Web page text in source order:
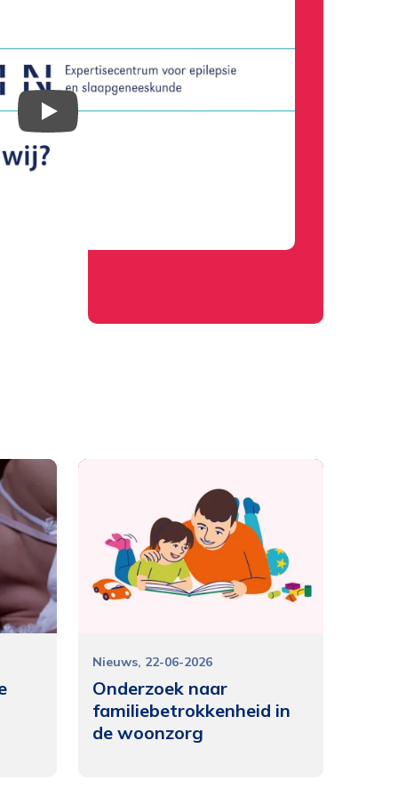
Onderzoek naar
familiebetrokkenheid in
de woonzorg
Nieuws 22-06-2026